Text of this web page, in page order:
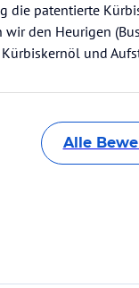
die patentierte
den Heurigen
und
Alle